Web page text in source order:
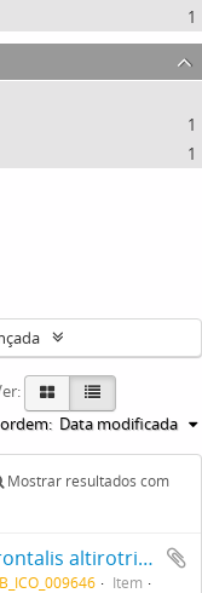
1
1
1
Data modificada
Mostrar resultados com
Cobra Coral, [Micrurus frontalis altirotris], recebida da Escola Apostólica São Clemente Maria, cidade de Congonhas do Campo, Minas Gerais.
Item